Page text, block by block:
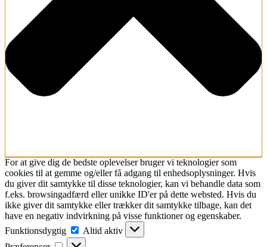
For at give dig de bedste oplevelser bruger vi teknologier som
cookies til at gemme og/eller få adgang til enhedsoplysninger. Hvis
du giver dit samtykke til disse teknologier, kan vi behandle data som
f.eks. browsingadfærd eller unikke ID'er på dette websted. Hvis du
ikke giver dit samtykke eller trækker dit samtykke tilbage, kan det
have en negativ indvirkning på visse funktioner og egenskaber.
Funktionsdygtig
Funktionsdygtig
Altid aktiv
Præferencer